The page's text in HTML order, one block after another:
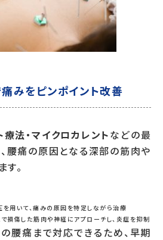
みをピンポイント改善
法・マイクロカレントなどの最
腰痛の原因となる深部の筋肉や
。
を用いて、痛みの原因を特定しながら治療
で損傷した筋肉や神経にアプローチし、炎症を抑制
腰痛まで対応できるため、早期